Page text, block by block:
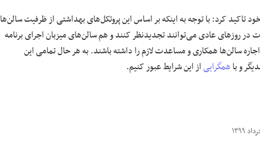
کرد: با توجه به اینکه بر اساس این پروتکل‌های بهداشتی از ظرفیت سالن‌ها
روزهای عادی می‌توانند تجدیدنظر کنند و هم سالن‌های میزبان اجرای برنامه
سالن‌ها همکاری و مساعدت لازم را داشته باشند. به هر حال تمامی این
و باهمگراییاز این شرایط عبور کنیم.